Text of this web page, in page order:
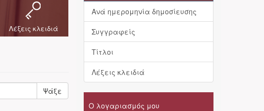
Λέξεις κλειδιά
Ψάξε
Ανά ημερομηνία δημοσίευσης
Συγγραφείς
Τίτλοι
Λέξεις κλειδιά
Ο λογαριασμός μου